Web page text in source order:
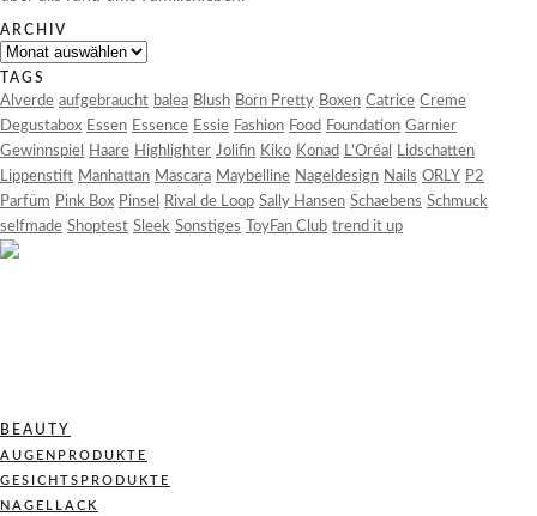
ARCHIV
Archiv
TAGS
Alverde aufgebraucht balea Blush Born Pretty Boxen Catrice Creme
Degustabox Essen Essence Essie Fashion Food Foundation Garnier
Gewinnspiel
Haare Highlighter Jolifin Kiko Konad L'Oréal
Lidschatten
Lippenstift Manhattan Mascara Maybelline Nageldesign Nails ORLY P2
Parfüm Pink Box Pinsel Rival de Loop Sally Hansen Schaebens Schmuck
selfmade Shoptest Sleek Sonstiges ToyFan Club trend it up
BEAUTY
AUGENPRODUKTE
GESICHTSPRODUKTE
NAGELLACK